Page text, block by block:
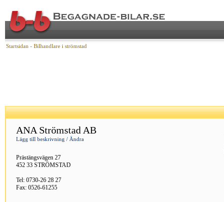
Startsidan - Bilhandlare i strömstad
ANA Strömstad AB
Lägg till beskrivning / Ändra
Prästängsvägen 27
452 33 STRÖMSTAD
Tel: 0730-26 28 27
Fax: 0526-61255